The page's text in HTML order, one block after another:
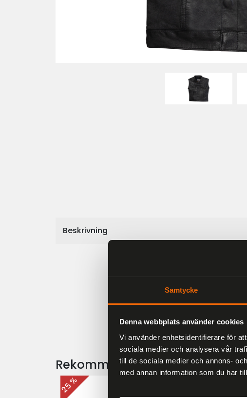
Samtycke
Denna webbplats använder cookies
Vi använder enhetsidentifierare för
sociala medier och analysera vår
till de sociala medier och annons-
med annan information som du har
Beskrivning
Rekommenderade produkter
25 %